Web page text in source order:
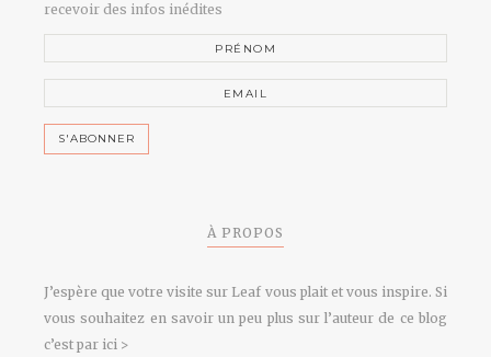
recevoir des infos inédites
À PROPOS
J’espère que votre visite sur Leaf vous plait et vous inspire. Si
vous souhaitez en savoir un peu plus sur l’auteur de ce blog
c’est par ici >